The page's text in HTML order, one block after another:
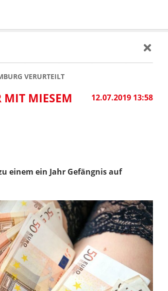
VERURTEILT
12.07.2019 13:58
MIT MIESEM
einem ein Jahr Gefängnis auf